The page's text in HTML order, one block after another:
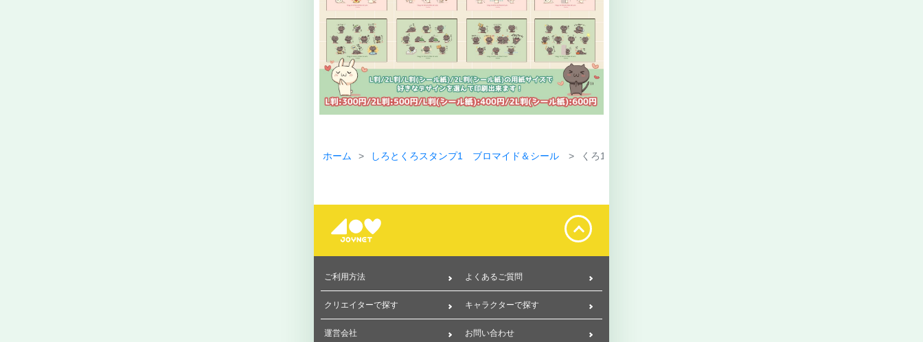
ホーム しろとくろスタンプ1 ブロマイド＆シール くろ1
ご利用方法 よくあるご質問
クリエイターで探す キャラクターで探す
運営会社 お問い合わせ